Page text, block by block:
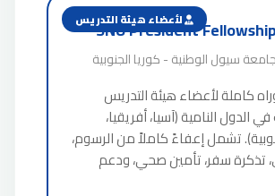
لأعضاء هيئة التدريس
SNU President Fellowship
جامعة سيول الوطنية - كوريا الجنوبية
كاملة لأعضاء هيئة التدريس
الدول النامية (آسيا، أفريقيا،
تشمل إعفاءً كاملاً من الرسوم،
تذكرة سفر، تأمين صحي، ودعم